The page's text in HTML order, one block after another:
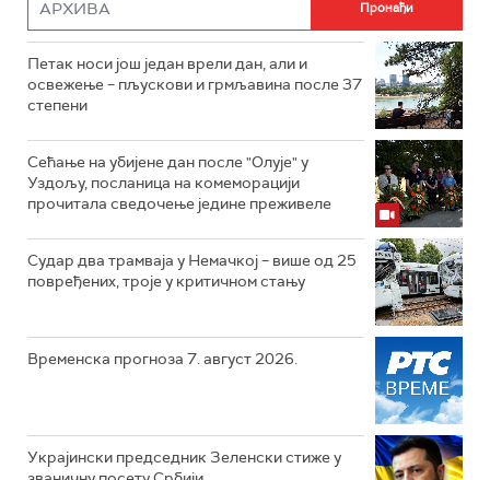
Петак носи још један врели дан, али и
освежење – пљускови и грмљавина после 37
степени
Сећање на убијене дан после "Олује" у
Уздољу, посланица на комеморацији
прочитала сведочење једине преживеле
Судар два трамваја у Немачкој – више од 25
повређених, троје у критичном стању
Временска прогноза 7. август 2026.
Украјински председник Зеленски стиже у